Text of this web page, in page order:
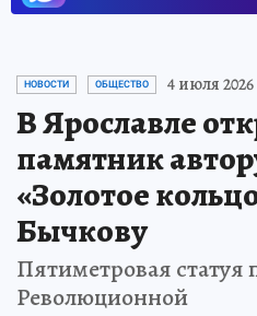
НОВОСТИ ОБЩЕСТВО 4 июля 2026
В Ярославле
памятник
«Золотое
Бычкову
Пятиметровая статуя
Революционной